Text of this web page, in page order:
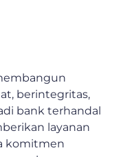
berintegritas,
bank terhandal
layanan
komitmen